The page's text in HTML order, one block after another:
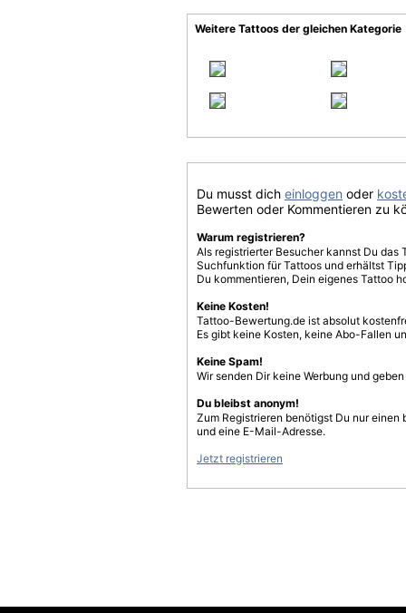
Weitere Tattoos der gleichen Kategorie
Du musst dich einloggen oder
Bewerten oder Kommentieren zu
Warum registrieren?
Als registrierter Besucher kannst Du
Suchfunktion für Tattoos und erhältst
Du kommentieren, Dein eigenes Tattoo
Keine Kosten!
Tattoo-Bewertung.de ist absolut
Es gibt keine Kosten, keine Abo-Fallen
Keine Spam!
Wir senden Dir keine Werbung und
Du bleibst anonym!
Zum Registrieren benötigst Du nur einen
und eine E-Mail-Adresse.
Jetzt registrieren